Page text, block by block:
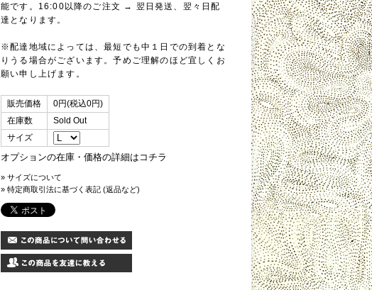
能です。16:00以降のご注文 → 翌日発送、翌々日配
達となります。
※配達地域によっては、最短でも中１日での到着とな
りうる場合がございます。予めご理解のほど宜しくお
願い申し上げます。
販売価格
0円(税込0円)
在庫数
Sold Out
サイズ
オプションの在庫・価格の詳細はコチラ
» サイズについて
» 特定商取引法に基づく表記 (返品など)